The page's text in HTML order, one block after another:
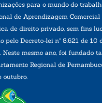
para o mundo do
de Aprendizagem Comercial
de direito privado, sem fins
pelo Decreto-lei nº 8.621 de 10
Neste mesmo ano, foi fundado
Regional de
outubro.